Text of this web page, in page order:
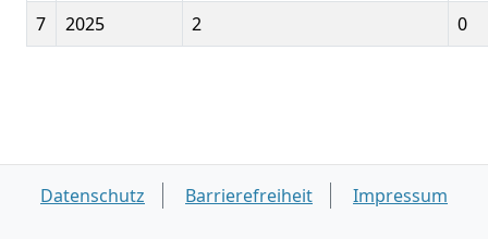
7
2025 2 0
Datenschutz Barrierefreiheit Impressum